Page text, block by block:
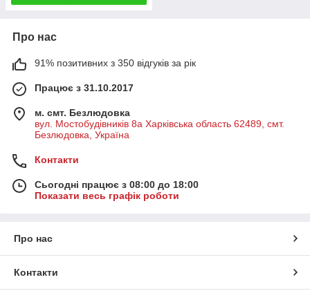
Про нас
91% позитивних з 350 відгуків за рік
Працює з 31.10.2017
м. смт. Безлюдовка
вул. Мостобудівників 8а Харківська область 62489, смт.
Безлюдовка, Україна
Контакти
Сьогодні працює з 08:00 до 18:00
Показати весь графік роботи
Про нас
Контакти